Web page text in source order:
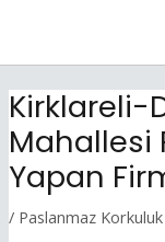
Kirklareli-
Mahallesi
Yapan
/ Paslanmaz